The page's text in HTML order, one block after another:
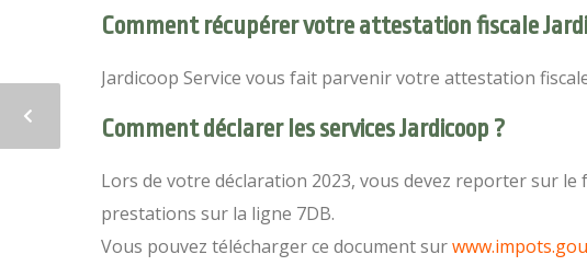
Comment récupérer votre attestation fiscale
Jardicoop Service vous fait parvenir votre attestation
Comment déclarer les services Jardicoop ?
Lors de votre déclaration 2023, vous devez reporter sur le
prestations sur la ligne 7DB.
Vous pouvez télécharger ce document sur